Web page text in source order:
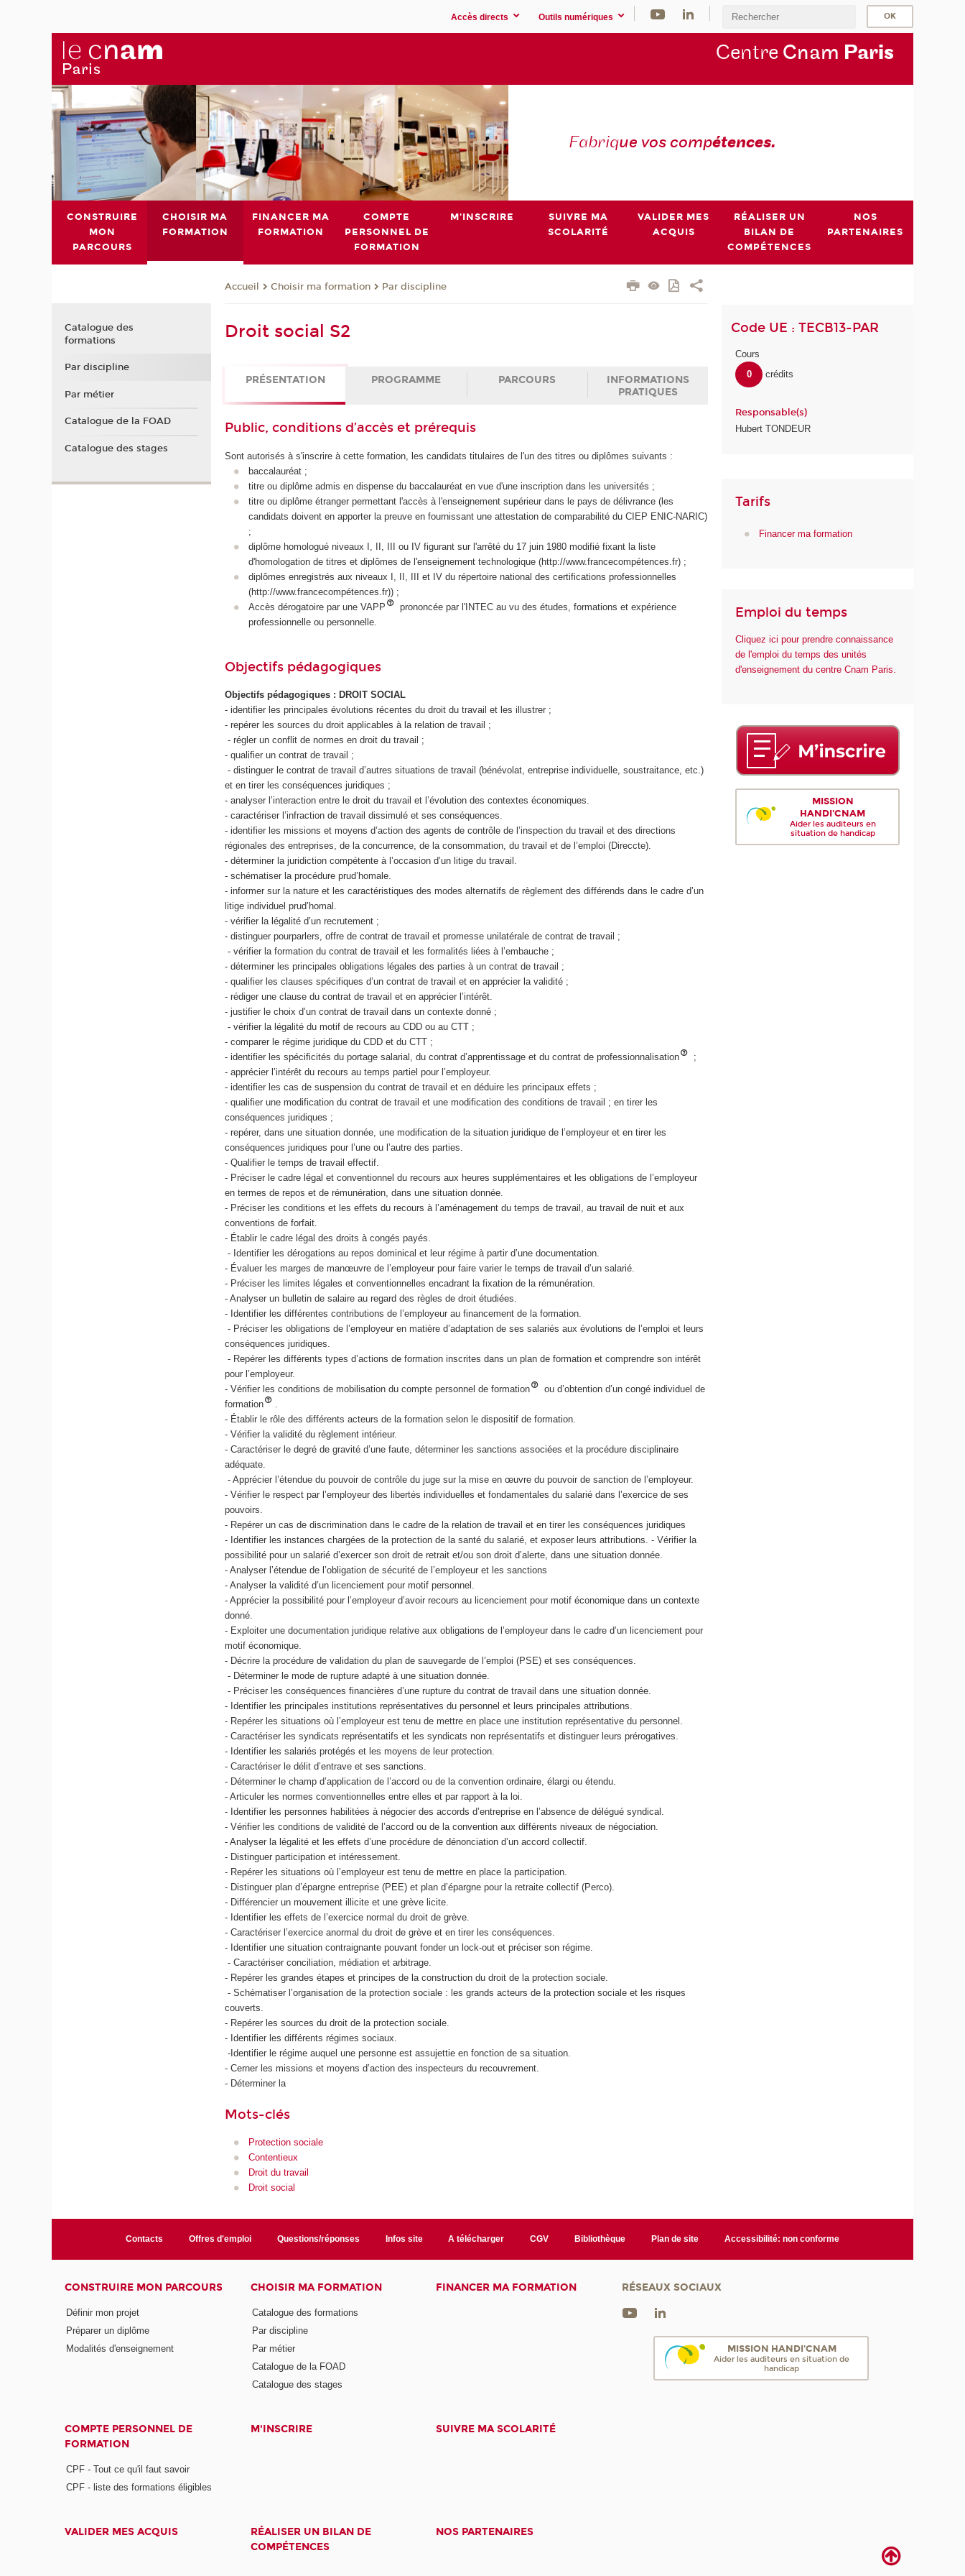
Accès directs Outils numériques
Centre Cnam Paris
Fabrique vos compétences.
CONSTRUIRE
MON
PARCOURS
CHOISIR MA
FORMATION
FINANCER MA
FORMATION
COMPTE
PERSONNEL DE
FORMATION
M'INSCRIRE
SUIVRE MA
SCOLARITÉ
VALIDER MES
ACQUIS
RÉALISER UN
BILAN DE
COMPÉTENCES
NOS
PARTENAIRES
Accueil Choisir ma formation Par discipline
Droit social S2
PRÉSENTATION PROGRAMME PARCOURS
INFORMATIONS
PRATIQUES
Public, conditions d’accès et prérequis
Sont autorisés à s'inscrire à cette formation, les candidats titulaires de l'un des titres ou diplômes suivants :
baccalauréat ;
titre ou diplôme admis en dispense du baccalauréat en vue d'une inscription dans les universités ;
titre ou diplôme étranger permettant l'accès à l'enseignement supérieur dans le pays de délivrance (les
candidats doivent en apporter la preuve en fournissant une attestation de comparabilité du CIEP ENIC-NARIC)
;
diplôme homologué niveaux I, II, III ou IV figurant sur l'arrêté du 17 juin 1980 modifié fixant la liste
d'homologation de titres et diplômes de l'enseignement technologique (http://www.francecompétences.fr) ;
diplômes enregistrés aux niveaux I, II, III et IV du répertoire national des certifications professionnelles
(http://www.francecompétences.fr)) ;
Accès dérogatoire par une VAPP
prononcée par l'INTEC au vu des études, formations et expérience
professionnelle ou personnelle.
Objectifs pédagogiques
Objectifs pédagogiques : DROIT SOCIAL
- identifier les principales évolutions récentes du droit du travail et les illustrer ;
- repérer les sources du droit applicables à la relation de travail ;
- régler un conflit de normes en droit du travail ;
- qualifier un contrat de travail ;
- distinguer le contrat de travail d’autres situations de travail (bénévolat, entreprise individuelle, soustraitance, etc.)
et en tirer les conséquences juridiques ;
- analyser l’interaction entre le droit du travail et l’évolution des contextes économiques.
- caractériser l’infraction de travail dissimulé et ses conséquences.
- identifier les missions et moyens d’action des agents de contrôle de l’inspection du travail et des directions
régionales des entreprises, de la concurrence, de la consommation, du travail et de l’emploi (Direccte).
- déterminer la juridiction compétente à l’occasion d’un litige du travail.
- schématiser la procédure prud’homale.
- informer sur la nature et les caractéristiques des modes alternatifs de règlement des différends dans le cadre d’un
litige individuel prud’homal.
- vérifier la légalité d’un recrutement ;
- distinguer pourparlers, offre de contrat de travail et promesse unilatérale de contrat de travail ;
- vérifier la formation du contrat de travail et les formalités liées à l’embauche ;
- déterminer les principales obligations légales des parties à un contrat de travail ;
- qualifier les clauses spécifiques d’un contrat de travail et en apprécier la validité ;
- rédiger une clause du contrat de travail et en apprécier l’intérêt.
- justifier le choix d’un contrat de travail dans un contexte donné ;
- vérifier la légalité du motif de recours au CDD ou au CTT ;
- comparer le régime juridique du CDD et du CTT ;
- identifier les spécificités du portage salarial, du contrat d’apprentissage et du contrat de professionnalisation
;
- apprécier l’intérêt du recours au temps partiel pour l’employeur.
- identifier les cas de suspension du contrat de travail et en déduire les principaux effets ;
- qualifier une modification du contrat de travail et une modification des conditions de travail ; en tirer les
conséquences juridiques ;
- repérer, dans une situation donnée, une modification de la situation juridique de l’employeur et en tirer les
conséquences juridiques pour l’une ou l’autre des parties.
- Qualifier le temps de travail effectif.
- Préciser le cadre légal et conventionnel du recours aux heures supplémentaires et les obligations de l’employeur
en termes de repos et de rémunération, dans une situation donnée.
- Préciser les conditions et les effets du recours à l’aménagement du temps de travail, au travail de nuit et aux
conventions de forfait.
- Établir le cadre légal des droits à congés payés.
- Identifier les dérogations au repos dominical et leur régime à partir d’une documentation.
- Évaluer les marges de manœuvre de l’employeur pour faire varier le temps de travail d’un salarié.
- Préciser les limites légales et conventionnelles encadrant la fixation de la rémunération.
- Analyser un bulletin de salaire au regard des règles de droit étudiées.
- Identifier les différentes contributions de l’employeur au financement de la formation.
- Préciser les obligations de l’employeur en matière d’adaptation de ses salariés aux évolutions de l’emploi et leurs
conséquences juridiques.
- Repérer les différents types d’actions de formation inscrites dans un plan de formation et comprendre son intérêt
pour l’employeur.
- Vérifier les conditions de mobilisation du compte personnel de formation
ou d’obtention d’un congé individuel de
formation
.
- Établir le rôle des différents acteurs de la formation selon le dispositif de formation.
- Vérifier la validité du règlement intérieur.
- Caractériser le degré de gravité d’une faute, déterminer les sanctions associées et la procédure disciplinaire
adéquate.
- Apprécier l’étendue du pouvoir de contrôle du juge sur la mise en œuvre du pouvoir de sanction de l’employeur.
- Vérifier le respect par l’employeur des libertés individuelles et fondamentales du salarié dans l’exercice de ses
pouvoirs.
- Repérer un cas de discrimination dans le cadre de la relation de travail et en tirer les conséquences juridiques
- Identifier les instances chargées de la protection de la santé du salarié, et exposer leurs attributions. - Vérifier la
possibilité pour un salarié d’exercer son droit de retrait et/ou son droit d’alerte, dans une situation donnée.
- Analyser l’étendue de l’obligation de sécurité de l’employeur et les sanctions
- Analyser la validité d’un licenciement pour motif personnel.
- Apprécier la possibilité pour l’employeur d’avoir recours au licenciement pour motif économique dans un contexte
donné.
- Exploiter une documentation juridique relative aux obligations de l’employeur dans le cadre d’un licenciement pour
motif économique.
- Décrire la procédure de validation du plan de sauvegarde de l’emploi (PSE) et ses conséquences.
- Déterminer le mode de rupture adapté à une situation donnée.
- Préciser les conséquences financières d’une rupture du contrat de travail dans une situation donnée.
- Identifier les principales institutions représentatives du personnel et leurs principales attributions.
- Repérer les situations où l’employeur est tenu de mettre en place une institution représentative du personnel.
- Caractériser les syndicats représentatifs et les syndicats non représentatifs et distinguer leurs prérogatives.
- Identifier les salariés protégés et les moyens de leur protection.
- Caractériser le délit d’entrave et ses sanctions.
- Déterminer le champ d’application de l’accord ou de la convention ordinaire, élargi ou étendu.
- Articuler les normes conventionnelles entre elles et par rapport à la loi.
- Identifier les personnes habilitées à négocier des accords d’entreprise en l’absence de délégué syndical.
- Vérifier les conditions de validité de l’accord ou de la convention aux différents niveaux de négociation.
- Analyser la légalité et les effets d’une procédure de dénonciation d’un accord collectif.
- Distinguer participation et intéressement.
- Repérer les situations où l’employeur est tenu de mettre en place la participation.
- Distinguer plan d’épargne entreprise (PEE) et plan d’épargne pour la retraite collectif (Perco).
- Différencier un mouvement illicite et une grève licite.
- Identifier les effets de l’exercice normal du droit de grève.
- Caractériser l’exercice anormal du droit de grève et en tirer les conséquences.
- Identifier une situation contraignante pouvant fonder un lock-out et préciser son régime.
- Caractériser conciliation, médiation et arbitrage.
- Repérer les grandes étapes et principes de la construction du droit de la protection sociale.
- Schématiser l’organisation de la protection sociale : les grands acteurs de la protection sociale et les risques
couverts.
- Repérer les sources du droit de la protection sociale.
- Identifier les différents régimes sociaux.
-Identifier le régime auquel une personne est assujettie en fonction de sa situation.
- Cerner les missions et moyens d’action des inspecteurs du recouvrement.
- Déterminer la
Mots-clés
Protection sociale
Contentieux
Droit du travail
Droit social
Code UE : TECB13-PAR
Cours
0
crédits
Responsable(s)
Hubert TONDEUR
Tarifs
Financer ma formation
Emploi du temps
Cliquez ici pour prendre connaissance
de l'emploi du temps des unités
d'enseignement du centre Cnam Paris.
MISSION
HANDI'CNAM
Aider les auditeurs en
situation de handicap
Catalogue des
formations
Par discipline
Par métier
Catalogue de la FOAD
Catalogue des stages
Contacts Offres d'emploi Questions/réponses Infos site A télécharger CGV Bibliothèque Plan de site Accessibilité: non conforme
CONSTRUIRE MON PARCOURS
Définir mon projet
Préparer un diplôme
Modalités d'enseignement
CHOISIR MA FORMATION
Catalogue des formations
Par discipline
Par métier
Catalogue de la FOAD
Catalogue des stages
FINANCER MA FORMATION
COMPTE PERSONNEL DE
FORMATION
CPF - Tout ce qu'il faut savoir
CPF - liste des formations éligibles
M'INSCRIRE SUIVRE MA SCOLARITÉ
VALIDER MES ACQUIS
RÉALISER UN BILAN DE
COMPÉTENCES
NOS PARTENAIRES
RÉSEAUX SOCIAUX
MISSION HANDI'CNAM
Aider les auditeurs en situation de
handicap